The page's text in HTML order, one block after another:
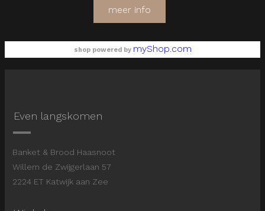
meer info
shop powered by myShop.com
Even langskomen
Banket & Brood Haasnoot
Willem de Zwijgerlaan 57
2224 ET Katwijk aan Zee